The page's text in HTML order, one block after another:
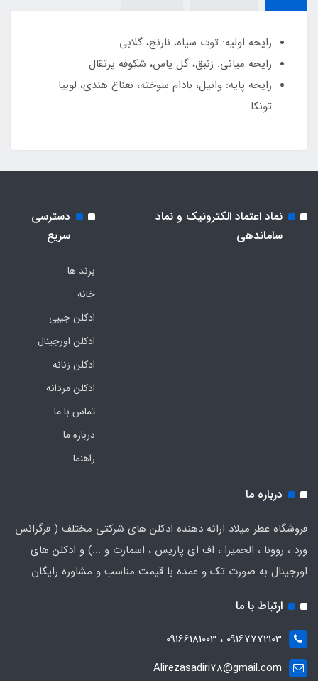
رایحه اولیه: توت سیاه، نارنج، گلابی
رایحه میانی: زنبق، گل یاس، شکوفه پرتقال
رایحه پایه: وانیل، بادام سوخته، نعناع هندی، لوبیا
تونکا
نماد اعتماد الکترونیک و نماد
ساماندهی
دسترسی
سریع
برند ها
خانه
ادکلن جیبی
ادکلن اورجینال
ادکلن زنانه
ادکلن مردانه
تماس با ما
درباره ما
راهنما
درباره ما
فروشگاه عطر میلاد ارائه دهنده ادکلن های شرکتی مختلف ( فرگرانس
ورد ، روونا ، الحمیرا ، اف ای پاریس ، اسمارت و ...) و ادکلن های
اورجینال به صورت تک و عمده با قیمت مناسب و مشاوره رایگان .
ارتباط با ما
09167772103 ، 09166181003
Alirezasadiri78@gmail.com